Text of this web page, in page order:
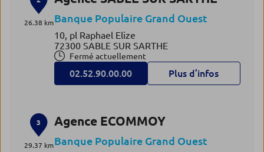
26.38 kmBanque Populaire Grand Ouest
10, pl Raphael Elize
72300 SABLE SUR SARTHE
Fermé actuellement
02.52.90.00.00 Plus d’infos
3
29.37 km
Agence ECOMMOY
Banque Populaire Grand Ouest